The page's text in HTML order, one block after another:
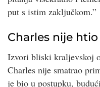
put s istim zaključkom.”
Charles nije
Izvori bliski kraljevskoj
Charles nije smatrao
je bio u postupku,